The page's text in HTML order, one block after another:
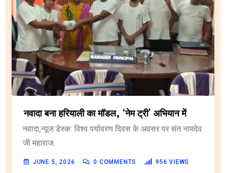
नवादा बना हरियाली का मॉडल, ‘नेम ट्री’ अभियान में
नवादा,न्यूज डेस्क: विश्व पर्यावरण दिवस के अवसर पर संत नामदेव
जी महाराज.
JUNE 5, 2026 0 COMMENTS 956 VIEWS